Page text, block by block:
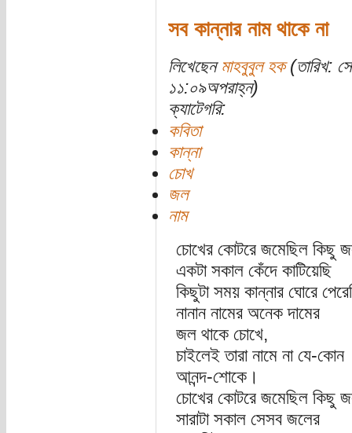
সব কান্নার নাম থাকে না
লিখেছেন মাহবুবুল হক(তারিখ:
১১:০৯অপরাহ্ন)
ক্যাটেগরি:
কবিতা
কান্না
চোখ
জল
নাম
চোখের কোটরে জমেছিল কিছু
একটা সকাল কেঁদে কাটিয়েছি
কিছুটা সময় কান্নার ঘোরে
নানান নামের অনেক দামের
জল থাকে চোখে,
চাইলেই তারা নামে না যে-কোন
আনন্দ-শোকে।
চোখের কোটরে জমেছিল কিছু
সারাটা সকাল সেসব জলের